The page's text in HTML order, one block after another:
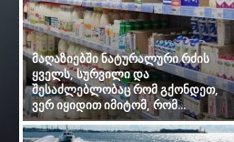
მაღაზიებში ნატურალური რძის
ყველს, სურვილი და
შესაძლებლობაც რომ გქონდეთ,
ვერ იყიდით იმიტომ, რომ...